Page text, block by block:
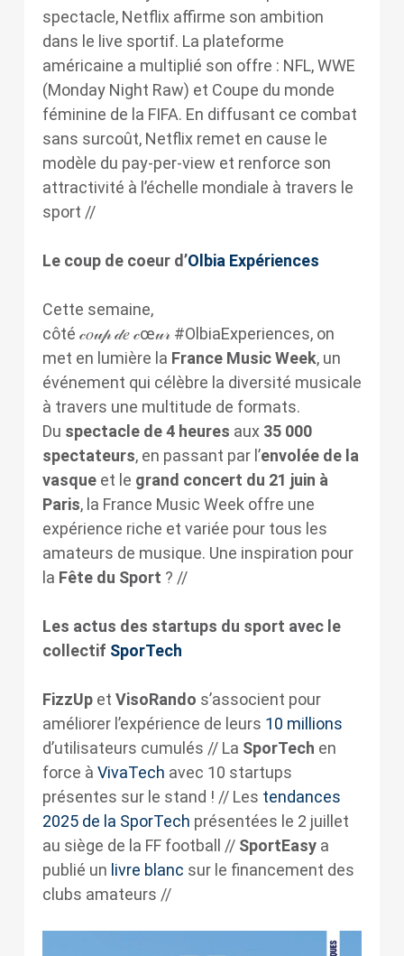
spectacle, Netflix affirme son ambition
dans le live sportif. La plateforme
américaine a multiplié son offre : NFL, WWE
(Monday Night Raw) et Coupe du monde
féminine de la FIFA. En diffusant ce combat
sans surcoût, Netflix remet en cause le
modèle du pay-per-view et renforce son
attractivité à l’échelle mondiale à travers le
sport //
Le coup de coeur d’Olbia Expériences
Cette semaine,
côté 𝒸𝑜𝓊𝓅 𝒹𝑒 𝒸œ𝓊𝓇 #OlbiaExperiences, on
met en lumière la France Music Week, un
événement qui célèbre la diversité musicale
à travers une multitude de formats.
Du spectacle de 4 heures aux 35 000
spectateurs, en passant par l’envolée de la
vasqueet le grand concert du 21 juin à
Paris, la France Music Week offre une
expérience riche et variée pour tous les
amateurs de musique. Une inspiration pour
la Fête du Sport ? //
Les actus des startups du sport avec le
collectif SporTech
FizzUpet VisoRando s’associent pour
améliorer l’expérience de leurs 10 millions
d’utilisateurs cumulés // La SporTech en
force à VivaTech avec 10 startups
présentes sur le stand ! // Les tendances
2025 de la SporTech présentées le 2 juillet
au siège de la FF football // SportEasya
publié un livre blanc sur le financement des
clubs amateurs //